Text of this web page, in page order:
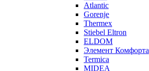
Atlantic
Gorenje
Thermex
Stiebel Eltron
ELDOM
Элемент Комфорта
Termica
MIDEA